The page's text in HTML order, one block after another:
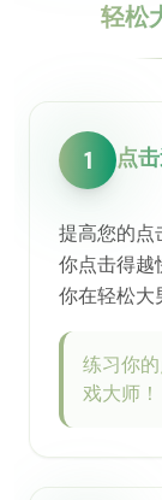
轻松
1 点
提高您的点
你点击得越
你在轻松大
练习你
戏大师！